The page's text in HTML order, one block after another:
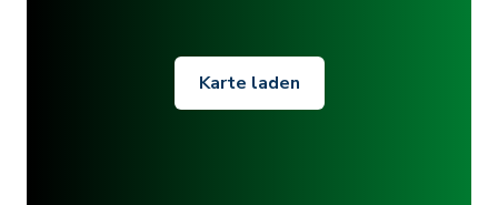
Karte laden